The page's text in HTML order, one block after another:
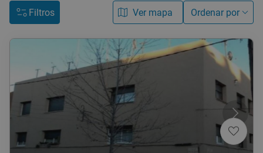
Filtros Ver mapa Ordenar por